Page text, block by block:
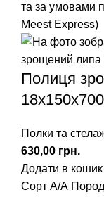
та за умовами
Meest Express)
Полиця
Полки та
грн.
Додати в кошик
Сорт А/А